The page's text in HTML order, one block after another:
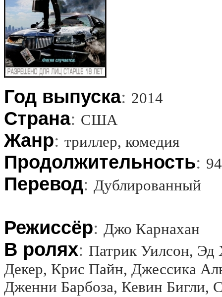
Год выпуска: 2014
Страна: США
Жанр: триллер, комедия
Продолжительность:
Перевод: Дублированный
Режиссёр: Джо Карнахан
В ролях: Патрик Уилсон,
Декер, Крис Пайн, Джессика
Дженни Барбоза, Кевин Бигли,